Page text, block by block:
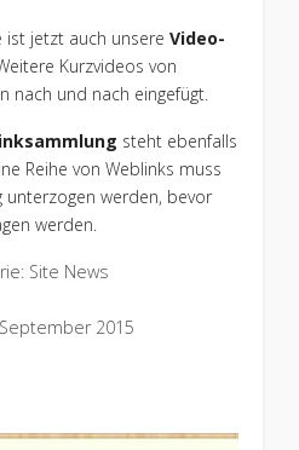
ist jetzt auch unsere Video-
Kurzvideos von
nach und nach eingefügt.
steht ebenfalls
Reihe von Weblinks muss
werden, bevor
werden.
Site News
2015